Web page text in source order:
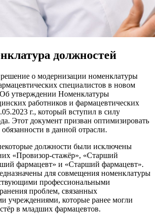
должностей
о модернизации номенклатуры
специалистов в новом
утверждении Номенклатуры
работников и фармацевтических
г., который вступил в силу
Этот документ призван оптимизировать
в данной отрасли.
должности были исключены
«Провизор-стажёр», «Старший
фармацевт» и «Старший фармацевт».
для совмещения номенклатуры
профессиональными
проблем, связанных
учреждениями, которые ранее могли
в младших фармацевтов.